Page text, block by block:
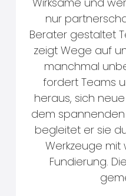
nur
Berater gestaltet
zeigt Wege auf
manchmal
fordert Teams
heraus, sich
dem
begleitet er sie
Werkzeuge
Fundierung.